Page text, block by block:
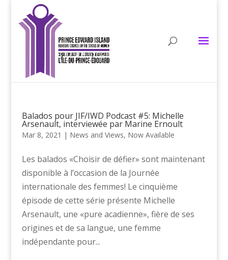
Balados pour JIF/IWD Podcast #5: Michelle
Arsenault, interviewée par Marine Ernoult
Mar 8, 2021 | News and Views, Now Available
Les balados «Choisir de défier» sont maintenant
disponible à l’occasion de la Journée
internationale des femmes! Le cinquième
épisode de cette série présente Michelle
Arsenault, une «pure acadienne», fière de ses
origines et de sa langue, une femme
indépendante pour...